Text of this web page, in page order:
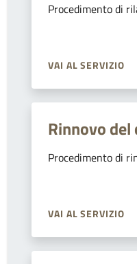
Procedimento di
VAI AL SERVIZIO
Rinnovo
Procedimento di
VAI AL SERVIZIO